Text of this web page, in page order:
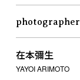
在本彌生
YAYOI ARIMOTO